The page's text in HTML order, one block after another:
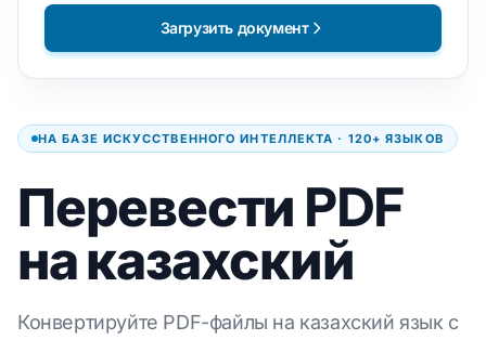
НА БАЗЕ ИСКУССТВЕННОГО ИНТЕЛЛЕКТА · 120+ ЯЗЫКОВ
Перевести PDF
на казахский
Конвертируйте PDF-файлы на казахский язык с
Загрузить документ